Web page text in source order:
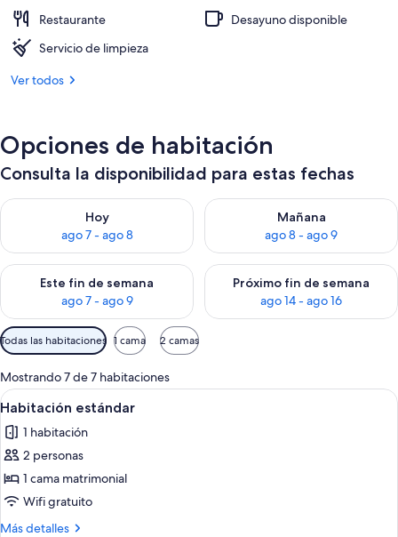
Restaurante
Desayuno disponible
Servicio de limpieza
Ver todos
Opciones de habitación
Consulta la disponibilidad para estas fechas
Hoy
ago 7 - ago 8
Consulta la disponibilidad para hoy ago 7 - ago 8
Mañana
ago 8 - ago 9
Consulta la disponibilidad
Este fin de semana
ago 7 - ago 9
Consulta la disponibilidad para este fin de semana ago 7 -
Próximo fin de semana
ago 14 - ago 16
Consulta la disponibilidad
Filtros
disponibles
para
las
habitaciones
Todas las habitaciones 1 cama 2 camas
Mostrando 7 de 7 habitaciones
Abrir
todas
las
fotos
de
Habitación
estándar
Un dormitorio con cabecera de
1
Habitación estándar
1 habitación
2 personas
1 cama matrimonial
Wifi gratuito
Más detalles
Más